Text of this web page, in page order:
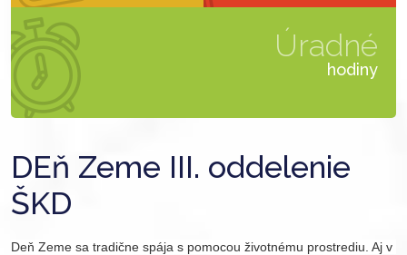
Úradné
hodiny
DEň Zeme III. oddelenie
ŠKD
Deň Zeme sa tradične spája s pomocou životnému prostrediu. Aj v